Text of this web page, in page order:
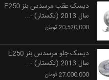
دیسک عقب مرسدس بنز E250
سال 2013 (تکستار) -...
20,520,000 تومان
دیسک جلو مرسدس بنز E250
سال 2013 (تکستار) -...
27,000,000 تومان